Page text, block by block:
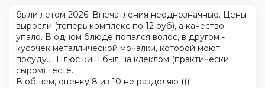
были летом 2026. Впечатления неоднозначные. Цены
выросли (теперь комплекс по 12 руб), а качество
упало. В одном блюде попался волос, в другом -
кусочек металлической мочалки, которой моют
посуду.... Плюс киш был на клёклом (практически
сыром) тесте.
В общем, оценку 8 из 10 не разделяю (((